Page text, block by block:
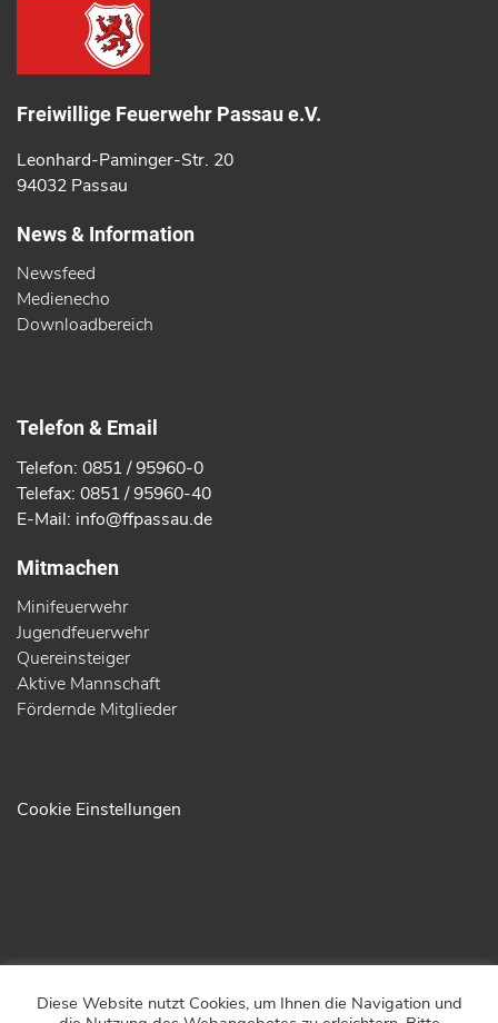
Freiwillige Feuerwehr Passau e.V.
Leonhard-Paminger-Str. 20
94032 Passau
News & Information
Newsfeed
Medienecho
Downloadbereich
Telefon & Email
Telefon: 0851 / 95960-0
Telefax: 0851 / 95960-40
E-Mail: info@ffpassau.de
Mitmachen
Minifeuerwehr
Jugendfeuerwehr
Quereinsteiger
Aktive Mannschaft
Fördernde Mitglieder
Cookie Einstellungen
© 2026 - Freiwillige Feuerwehr Passau
Diese Website nutzt Cookies, um Ihnen die Navigation und